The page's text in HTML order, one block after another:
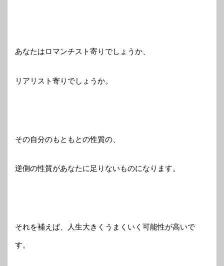
あなたはロマンチスト寄りでしょうか、
リアリスト寄りでしょうか。
その自分のもともとの性質の、
逆側の性質があなたに足りないものになります。
それを補えば、人生大きくうまくいく可能性が高いで
す。